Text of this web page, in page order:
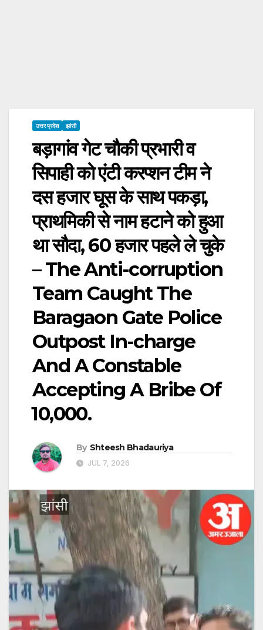
उत्तर प्रदेश झांसी
बड़ागांव गेट चौकी प्रभारी व
सिपाही को एंटी करप्शन टीम ने
दस हजार घूस के साथ पकड़ा,
प्राथमिकी से नाम हटाने को हुआ
था सौदा, 60 हजार पहले ले चुके
– The Anti-corruption
Team Caught The
Baragaon Gate Police
Outpost In-charge
And A Constable
Accepting A Bribe Of
₹10,000.
By Shteesh Bhadauriya
JUL 7, 2026